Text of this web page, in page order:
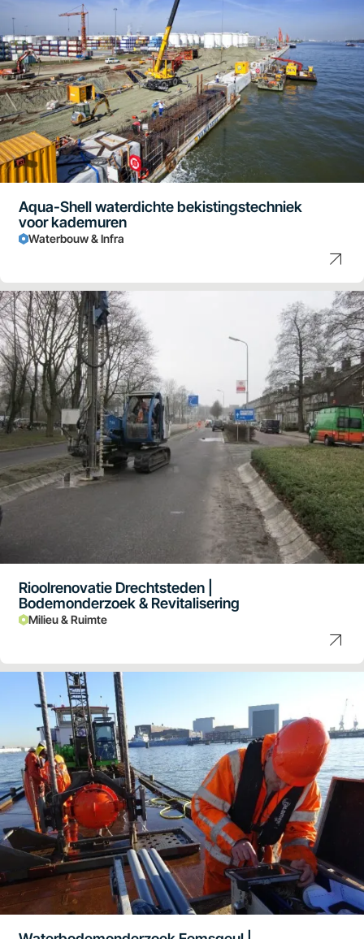
Aqua-Shell waterdichte bekistingstechniek
voor kademuren
Waterbouw & Infra
Rioolrenovatie Drechtsteden |
Bodemonderzoek & Revitalisering
Milieu & Ruimte